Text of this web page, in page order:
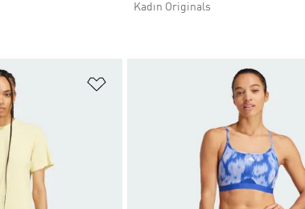
Kadın Originals